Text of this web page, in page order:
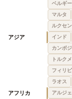
ベルギー
マルタ
ルクセ
アジア インド
カンボ
トルク
フィリ
ラオス
アフリカ アルジ